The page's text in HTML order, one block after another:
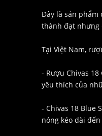
Đây là sản phẩm
thành đạt nhưng
Tại Việt Nam,
- Rượu Chivas
yêu thích của
- Chivas 18 Blue
nóng kéo dài